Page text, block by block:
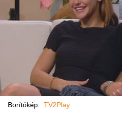
Borítókép: TV2Play